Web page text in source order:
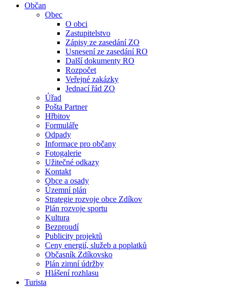
Občan
Obec
O obci
Zastupitelstvo
Zápisy ze zasedání ZO
Usnesení ze zasedání RO
Další dokumenty RO
Rozpočet
Veřejné zakázky
Jednací řád ZO
Úřad
Pošta Partner
Hřbitov
Formuláře
Odpady
Informace pro občany
Fotogalerie
Užitečné odkazy
Kontakt
Obce a osady
Územní plán
Strategie rozvoje obce Zdíkov
Plán rozvoje sportu
Kultura
Bezproudí
Publicity projektů
Ceny energií, služeb a poplatků
Občasník Zdíkovsko
Plán zimní údržby
Hlášení rozhlasu
Turista